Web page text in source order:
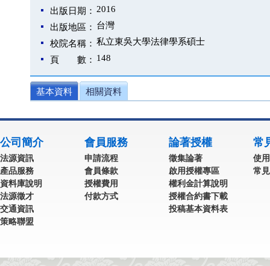
出版日期： 2016
出版地區： 台灣
校院名稱： 私立東吳大學法律學系碩士
頁 數： 148
基本資料 相關資料
公司簡介
法源資訊
產品服務
資料庫說明
法源徵才
交通資訊
策略聯盟
會員服務
申請流程
會員條款
授權費用
付款方式
論著授權
徵集論著
啟用授權專區
權利金計算說明
授權合約書下載
投稿基本資料表
常
使
常